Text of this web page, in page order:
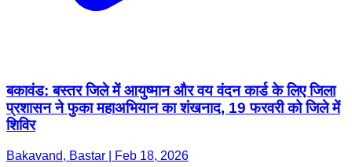
बकावंड: बस्तर जिले में आयुष्मान और वय वंदन कार्ड के लिए जिला
प्रशासन ने फुका महाअभियान का शंखनाद, 19 फरवरी को जिले में
शिविर
Bakavand, Bastar | Feb 18, 2026